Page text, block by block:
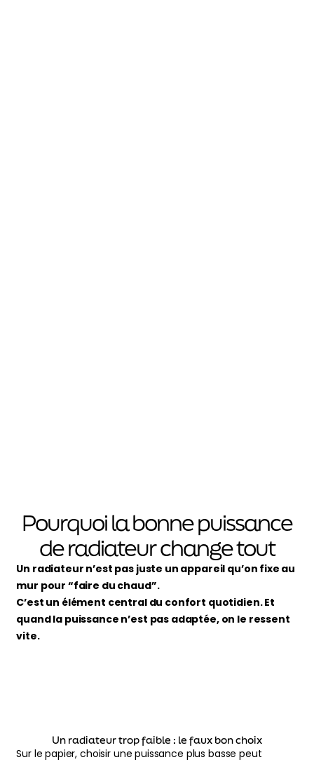
Pourquoi la bonne puissance
de radiateur change tout
Un radiateur n’est pas juste un appareil qu’on fixe au
mur pour “faire du chaud”.
C’est un élément central du confort quotidien. Et
quand la puissance n’est pas adaptée, on le ressent
vite.
Un radiateur trop faible : le faux bon choix
Sur le papier, choisir une puissance plus basse peut